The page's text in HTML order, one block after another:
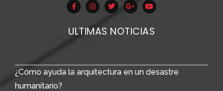
ULTIMAS NOTICIAS
¿Cómo ayuda la arquitectura en un desastre
humanitario?